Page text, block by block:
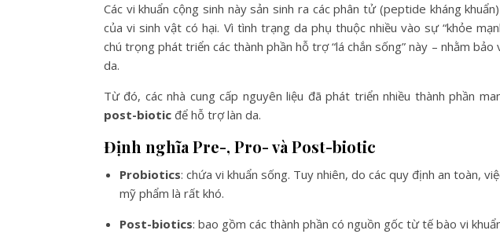
Các vi khuẩn cộng sinh này sản sinh ra các phân tử (peptide kháng
của vi sinh vật có hại. Vì tình trạng da phụ thuộc nhiều vào sự “khỏe
chú trọng phát triển các thành phần hỗ trợ “lá chắn sống” này – nhằm
da.
Từ đó, các nhà cung cấp nguyên liệu đã phát triển nhiều thành phần
post-biotic để hỗ trợ làn da.
Định nghĩa Pre-, Pro- và Post-biotic
Probiotics: chứa vi khuẩn sống. Tuy nhiên, do các quy định an toàn,
mỹ phẩm là rất khó.
Post-biotics: bao gồm các thành phần có nguồn gốc từ tế bào vi